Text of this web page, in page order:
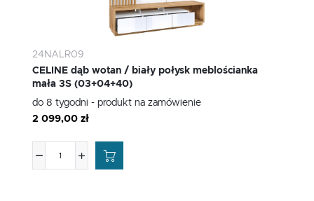
24NALR09
CELINE dąb wotan / biały połysk meblościanka
mała 3S (03+04+40)
do 8 tygodni - produkt na zamówienie
2 099,00 zł